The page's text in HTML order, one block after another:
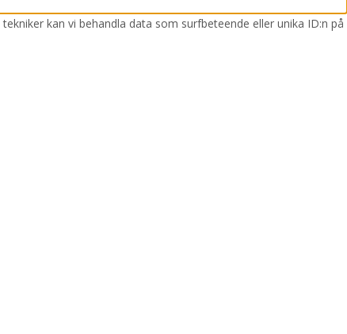
kan vi behandla data som surfbeteende eller unika ID:n på